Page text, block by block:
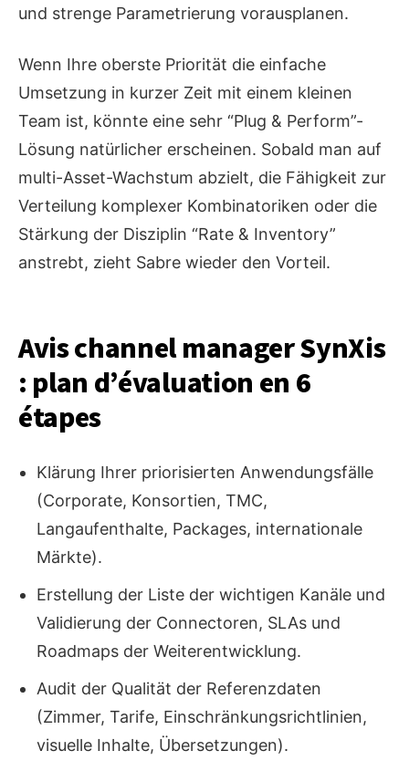
und strenge Parametrierung vorausplanen.
Wenn Ihre oberste Priorität die einfache
Umsetzung in kurzer Zeit mit einem kleinen
Team ist, könnte eine sehr “Plug & Perform”-
Lösung natürlicher erscheinen. Sobald man auf
multi-Asset-Wachstum abzielt, die Fähigkeit zur
Verteilung komplexer Kombinatoriken oder die
Stärkung der Disziplin “Rate & Inventory”
anstrebt, zieht Sabre wieder den Vorteil.
Avis channel manager SynXis
: plan d’évaluation en 6
étapes
Klärung Ihrer priorisierten Anwendungsfälle
(Corporate, Konsortien, TMC,
Langaufenthalte, Packages, internationale
Märkte).
Erstellung der Liste der wichtigen Kanäle und
Validierung der Connectoren, SLAs und
Roadmaps der Weiterentwicklung.
Audit der Qualität der Referenzdaten
(Zimmer, Tarife, Einschränkungsrichtlinien,
visuelle Inhalte, Übersetzungen).